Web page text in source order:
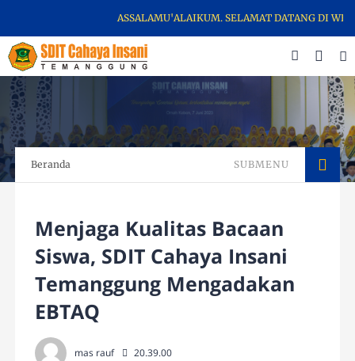
ASSALAMU'ALAIKUM. SELAMAT DATANG DI
Beranda SUBMENU
Menjaga Kualitas Bacaan
Siswa, SDIT Cahaya Insani
Temanggung Mengadakan
EBTAQ
mas rauf 20.39.00